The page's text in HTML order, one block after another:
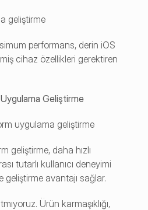
geliştirme
performans, derin iOS
cihaz özellikleri gerektiren
Geliştirme
uygulama geliştirme
geliştirme, daha hızlı
tutarlı kullanıcı deneyimi
geliştirme avantajı sağlar.
Ürün karmaşıklığı,